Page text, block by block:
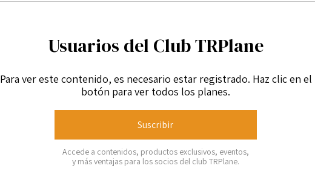
Usuarios del Club TRPlane
Para ver este contenido, es necesario estar registrado. Haz clic en el
botón para ver todos los planes.
Suscribir
Accede a contenidos, productos exclusivos, eventos,
y más ventajas para los socios del club TRPlane.